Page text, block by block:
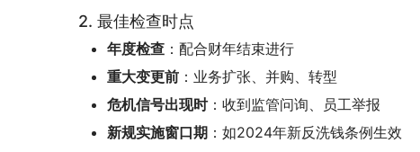
2. 最佳检查时点
年度检查 ：配合财年结束进行
重大变更前 ：业务扩张、并购、转型
危机信号出现时：收到监管问询、员工举报
新规实施窗口期 ：如2024年新反洗钱条例生效